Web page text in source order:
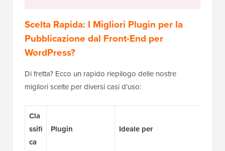
Scelta Rapida: I Migliori Plugin per la
Pubblicazione dal Front-End per
WordPress?
Di fretta? Ecco un rapido riepilogo delle nostre
migliori scelte per diversi casi d'uso:
Cla
ssifi
ca
Plugin Ideale per